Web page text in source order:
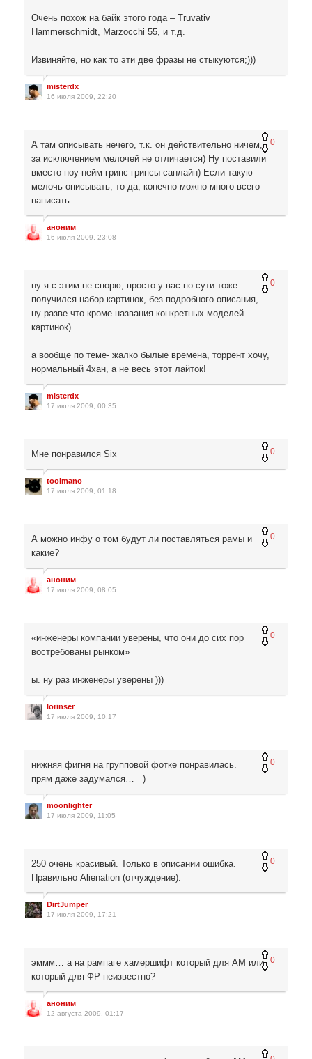
Очень похож на байк этого года – Truvativ
Hammerschmidt, Marzocchi 55, и т.д.
Извиняйте, но как то эти две фразы не стыкуются;)))
misterdx
16 июля 2009, 22:20
0
А там описывать нечего, т.к. он действительно ничем,
за исключением мелочей не отличается) Ну поставили
вместо ноу-нейм грипс грипсы санлайн) Если такую
мелочь описывать, то да, конечно можно много всего
написать…
аноним
16 июля 2009, 23:08
0
ну я с этим не спорю, просто у вас по сути тоже
получился набор картинок, без подробного описания,
ну разве что кроме названия конкретных моделей
картинок)
а вообще по теме- жалко былые времена, торрент хочу,
нормальный 4хан, а не весь этот лайток!
misterdx
17 июля 2009, 00:35
0
Мне понравился Six
toolmano
17 июля 2009, 01:18
0
А можно инфу о том будут ли поставляться рамы и
какие?
аноним
17 июля 2009, 08:05
0
«инженеры компании уверены, что они до сих пор
востребованы рынком»
ы. ну раз инженеры уверены )))
lorinser
17 июля 2009, 10:17
0
нижняя фигня на групповой фотке понравилась.
прям даже задумался… =)
moonlighter
17 июля 2009, 11:05
0
250 очень красивый. Только в описании ошибка.
Правильно Alienation (отчуждение).
DirtJumper
17 июля 2009, 17:21
0
эммм… а на рампаге хамершифт который для АМ или
который для ФР неизвестно?
аноним
12 августа 2009, 01:17